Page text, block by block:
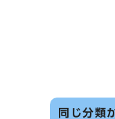
同じ分類